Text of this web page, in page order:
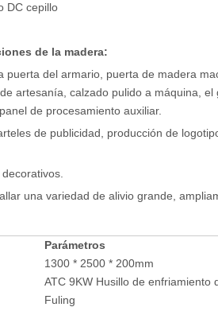
DC cepillo
de la madera:
puerta del armario, puerta de madera
artesanía, calzado pulido a máquina,
de procesamiento auxiliar.
de publicidad, producción de
una variedad de alivio grande,
Parámetros
1300 * 2500 * 200mm
ATC 9KW Husillo de enfriamiento
Fuling